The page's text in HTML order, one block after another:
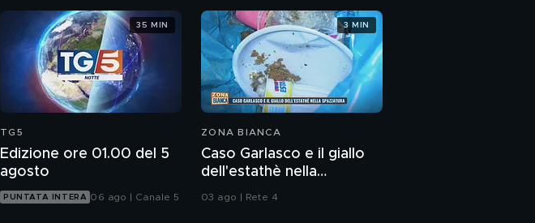
TG5
Edizione ore 01.00 del 5
agosto
PUNTATA INTERA 06 ago | Canale 5
35 MIN
ZONA BIANCA
Caso Garlasco e il giallo
dell'estathè nella
spazzatura
03 ago | Rete 4
3 MIN